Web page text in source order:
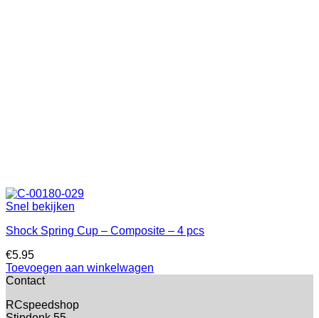
Snel bekijken
Shock Spring Cup – Composite – 4 pcs
€5.95
Toevoegen aan winkelwagen
Contact
RCspeedshop